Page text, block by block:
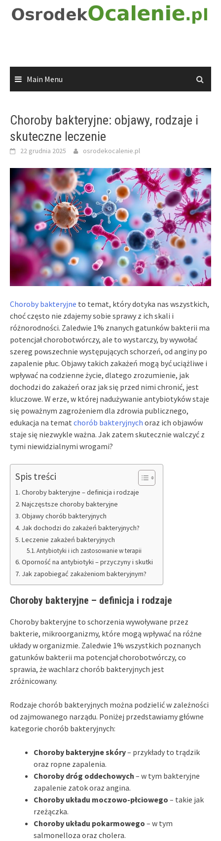
Main Menu
Choroby bakteryjne: objawy, rodzaje i
skuteczne leczenie
22 grudnia 2025 osrodekocalenie.pl
Choroby bakteryjne to temat, który dotyka nas wszystkich,
choć często nie zdajemy sobie sprawy z ich skali i
różnorodności. Zaledwie 1% znanych gatunków bakterii ma
potencjał chorobotwórczy, ale to wystarczy, by wywołać
szereg powszechnie występujących schorzeń, od anginy po
zapalenie płuc. Objawy takich zakażeń mogą być uciążliwe i
wpływać na codzienne życie, dlatego zrozumienie, jak
dochodzi do zakażeń oraz jak się przed nimi chronić, jest
kluczowe. W erze, w której nadużywanie antybiotyków staje
się poważnym zagrożeniem dla zdrowia publicznego,
edukacja na temat chorób bakteryjnych oraz ich objawów
staje się niezwykle ważna. Jak zatem skutecznie walczyć z
tymi niewidzialnymi wrogami?
Spis treści
Choroby bakteryjne – definicja i rodzaje
Najczęstsze choroby bakteryjne
Objawy chorób bakteryjnych
Jak dochodzi do zakażeń bakteryjnych?
Leczenie zakażeń bakteryjnych
Antybiotyki i ich zastosowanie w terapii
Oporność na antybiotyki – przyczyny i skutki
Jak zapobiegać zakażeniom bakteryjnym?
Choroby bakteryjne – definicja i rodzaje
Choroby bakteryjne to schorzenia wywoływane przez
bakterie, mikroorganizmy, które mogą wpływać na różne
układy w organizmie. Zaledwie 1% wszystkich poznanych
gatunków bakterii ma potencjał chorobotwórczy, co
sprawia, że wachlarz chorób bakteryjnych jest
zróżnicowany.
Rodzaje chorób bakteryjnych można podzielić w zależności
od zajmowanego narządu. Poniżej przedstawiamy główne
kategorie chorób bakteryjnych:
Choroby bakteryjne skóry– przykłady to trądzik
oraz ropne zapalenia.
Choroby dróg oddechowych – w tym bakteryjne
zapalenie zatok oraz angina.
Choroby układu moczowo-płciowego – takie jak
rzeżączka.
Choroby układu pokarmowego – w tym
salmonelloza oraz cholera.